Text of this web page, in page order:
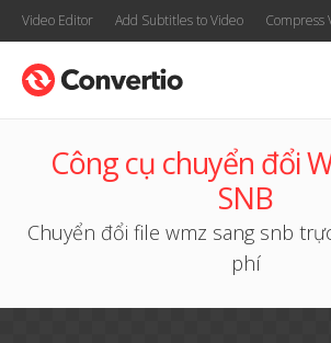
Video Editor Add Subtitles to Video Compress
Công cụ chuyển đổi
SNB
Chuyển đổi file wmz sang snb
phí